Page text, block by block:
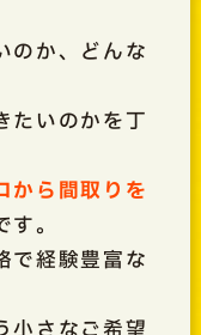
のか、どんな
たいのかを丁
から間取りを
す。
で経験豊富な